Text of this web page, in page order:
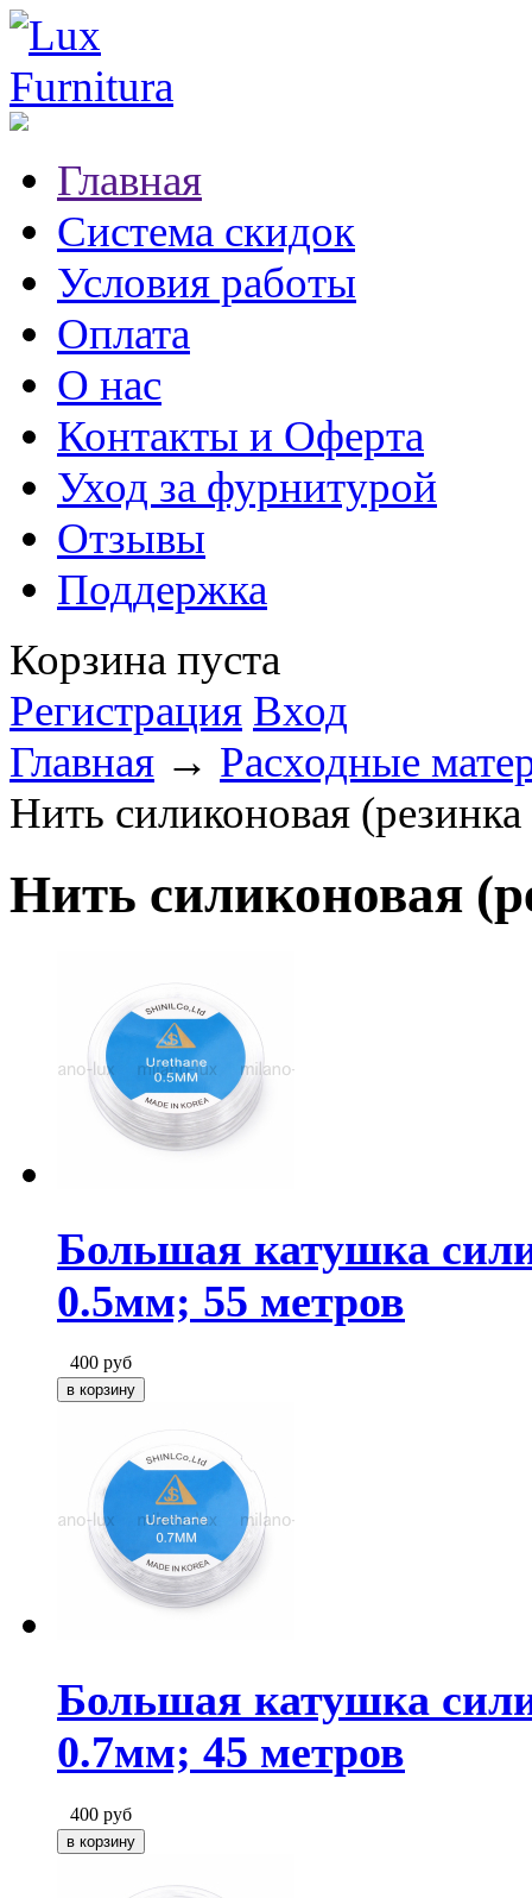
Главная
Система скидок
Условия работы
Оплата
О нас
Контакты и Оферта
Уход за фурнитурой
Отзывы
Поддержка
Корзина пуста
Регистрация Вход
Главная → Расходные
Нить силиконовая (резинка
Нить силиконовая
Большая катушка
0.5мм; 55 метров
400 руб
Большая катушка
0.7мм; 45 метров
400 руб